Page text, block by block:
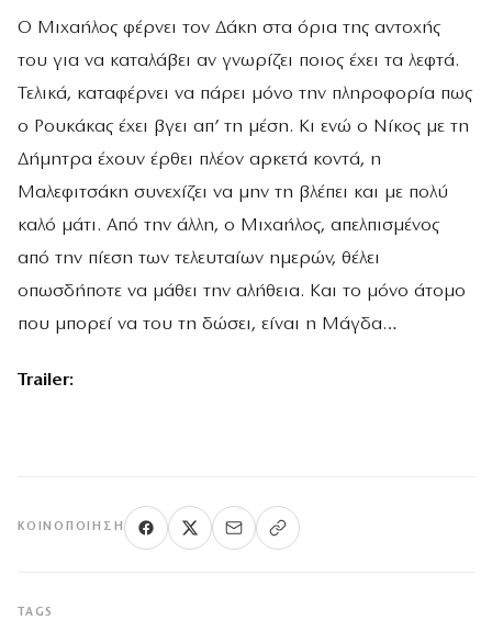
Ο Μιχαήλος φέρνει τον Δάκη στα όρια της αντοχής
του για να καταλάβει αν γνωρίζει ποιος έχει τα λεφτά.
Τελικά, καταφέρνει να πάρει μόνο την πληροφορία πως
ο Ρουκάκας έχει βγει απ’ τη μέση. Κι ενώ ο Νίκος με τη
Δήμητρα έχουν έρθει πλέον αρκετά κοντά, η
Μαλεφιτσάκη συνεχίζει να μην τη βλέπει και με πολύ
καλό μάτι. Από την άλλη, ο Μιχαήλος, απελπισμένος
από την πίεση των τελευταίων ημερών, θέλει
οπωσδήποτε να μάθει την αλήθεια. Και το μόνο άτομο
που μπορεί να του τη δώσει, είναι η Μάγδα…
Trailer:
ΚΟΙΝΟΠΟΊΗΣΗ
TAGS